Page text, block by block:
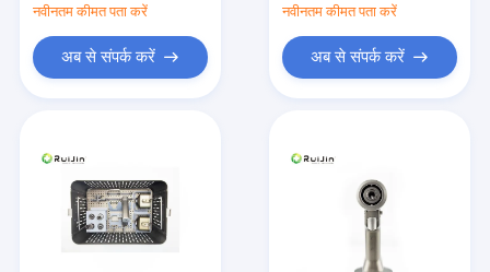
नवीनतम कीमत पता करें
अब से संपर्क करें
नवीनतम कीमत पता करें
अब से संपर्क करें